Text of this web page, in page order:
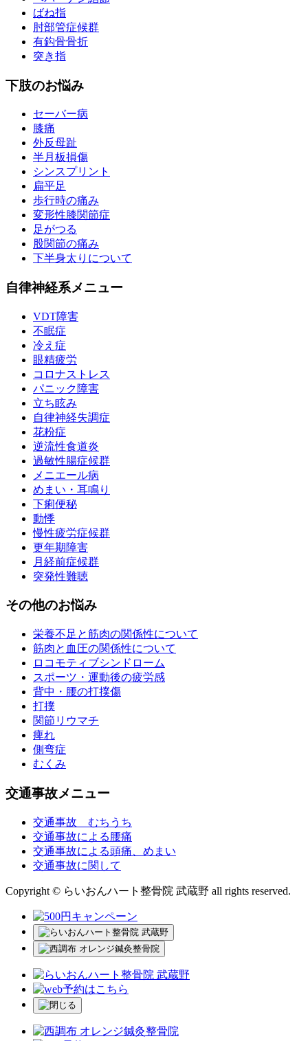
ばね指
肘部管症候群
有鈎骨骨折
突き指
下肢のお悩み
セーバー病
膝痛
外反母趾
半月板損傷
シンスプリント
扁平足
歩行時の痛み
変形性膝関節症
足がつる
股関節の痛み
下半身太りについて
自律神経系メニュー
VDT障害
不眠症
冷え症
眼精疲労
コロナストレス
パニック障害
立ち眩み
自律神経失調症
花粉症
逆流性食道炎
過敏性腸症候群
メニエール病
めまい・耳鳴り
下痢便秘
動悸
慢性疲労症候群
更年期障害
月経前症候群
突発性難聴
その他のお悩み
栄養不足と筋肉の関係性について
筋肉と血圧の関係性について
ロコモティブシンドローム
スポーツ・運動後の疲労感
背中・腰の打撲傷
打撲
関節リウマチ
痺れ
側弯症
むくみ
交通事故メニュー
交通事故 むちうち
交通事故による腰痛
交通事故による頭痛、めまい
交通事故に関して
Copyright © らいおんハート整骨院 武蔵野 all rights reserved.